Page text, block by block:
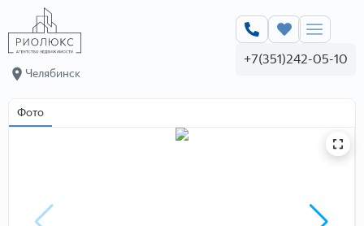
Челябинск
+7(351)242-05-10
Фото